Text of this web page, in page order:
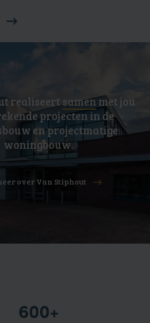
realiseert samenmet jou
projecten in de
en projectmatige
woningbouw.
over Van Stiphout
600+